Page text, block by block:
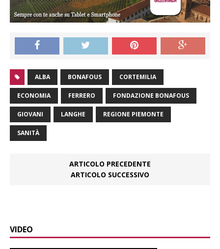
ALBA BONAFOUS CORTEMILIA
ECONOMIA FERRERO FONDAZIONE BONAFOUS
GIOVANI LANGHE REGIONE PIEMONTE
SANITÀ
ARTICOLO PRECEDENTE
ARTICOLO SUCCESSIVO
VIDEO